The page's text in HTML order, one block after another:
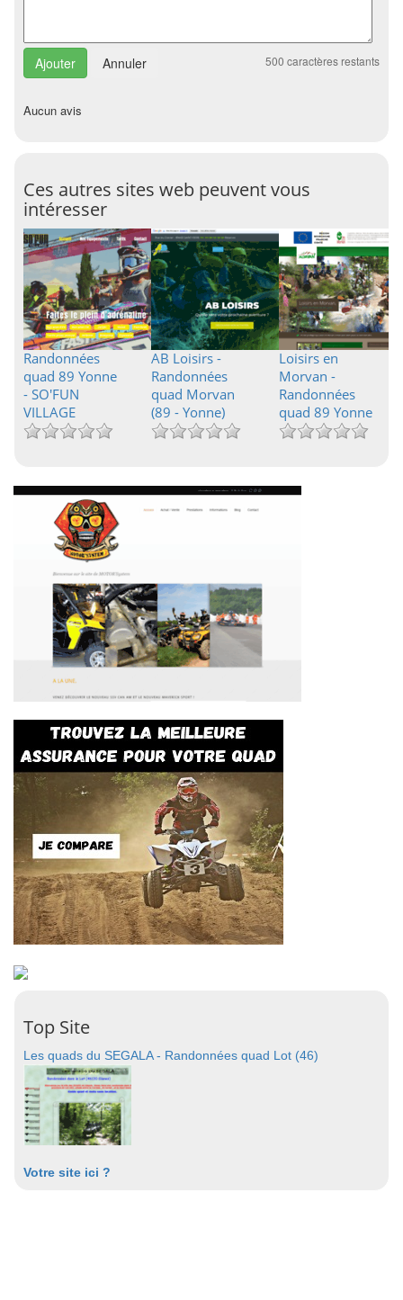
Annuler 500 caractères restants
Aucun avis
Ces autres sites web peuvent vous
intéresser
Randonnées
quad 89 Yonne
- SO'FUN
VILLAGE
AB Loisirs -
Randonnées
quad Morvan
(89 - Yonne)
Loisirs en
Morvan -
Randonnées
quad 89 Yonne
Top Site
Les quads du SEGALA - Randonnées quad Lot (46)
Votre site ici ?